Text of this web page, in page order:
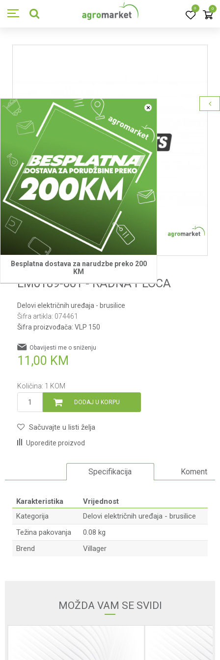
0 0
×
Besplatna dostava za narudzbe preko 200
KM
Villager
LM0189-001 - RADNA PLOCA
Delovi električnih uređaja - brusilice
Šifra artikla: 074461
Šifra proizvođača: VLP 150
11,00 KM
Obavijesti me o sniženju
Količina: 1 KOM
DODAJ U KORPU
Sačuvajte u listi želja
Uporedite proizvod
Specifikacija Komentari
Karakteristika
Vrijednost
Kategorija
Delovi električnih uređaja - brusilice
Težina pakovanja
0.08 kg
Brend
Villager
MOŽDA VAM SE SVIDI